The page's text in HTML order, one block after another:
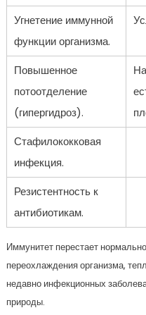
Угнетение иммунной
функции организма.
Повышенное
потоотделение
(гипергидроз).
Стафилококковая
инфекция.
Резистентность к
антибиотикам.
Иммунитет перестает
переохлаждения организма,
недавно инфекционных
природы.